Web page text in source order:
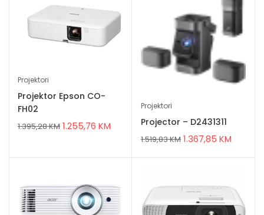
Projektori
Projektor Epson CO-
FH02
1.395,28KM 1.255,76 KM
Projektori
Projector – D2431311
1.519,83KM 1.367,85 KM